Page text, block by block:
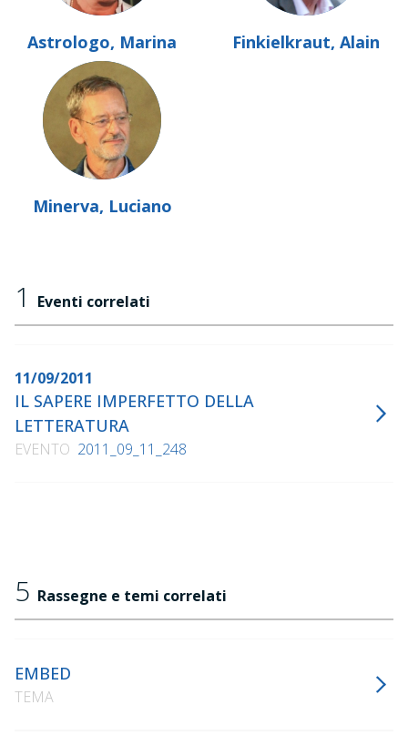
Astrologo, Marina Finkielkraut, Alain
Minerva, Luciano
1 Eventi correlati
11/09/2011
IL SAPERE IMPERFETTO DELLA
LETTERATURA
EVENTO 2011_09_11_248
5 Rassegne e temi correlati
EMBED
TEMA